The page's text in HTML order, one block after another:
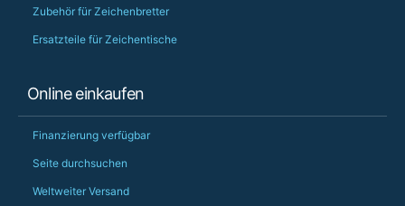
Zubehör für Zeichenbretter
Ersatzteile für Zeichentische
Online einkaufen
Finanzierung verfügbar
Seite durchsuchen
Weltweiter Versand